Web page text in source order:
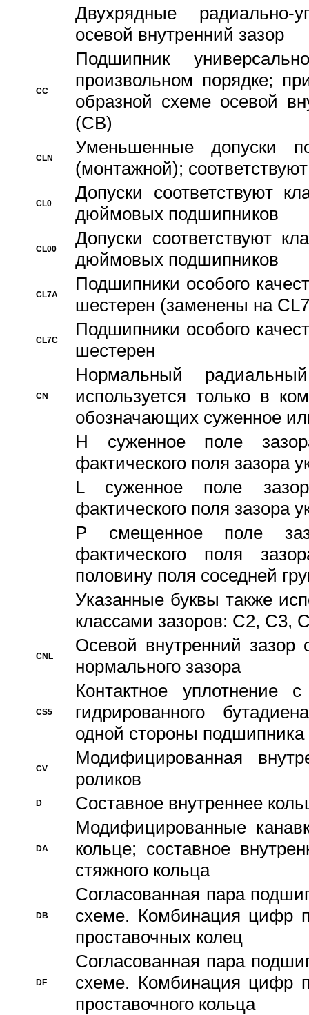
Двухрядные радиально-
осевой внутренний зазор
CC
Подшипник
произвольном порядке;
образной схеме осевой
(CB)
CLN
Уменьшенные
(монтажной);
CL0
Допуски соответствуют
дюймовых подшипников
CL00
Допуски соответствуют
дюймовых подшипников
CL7A
Подшипники особого
шестерен (заменены на
CL7C
Подшипники особого
шестерен
CN
Hормальный
используется только в
обозначающих суженное
H суженное поле
фактического поля зазора
L суженное поле
фактического поля зазора
P смещенное поле
фактического поля
половину поля соседней
Указанные буквы также
классами зазоров: С2,
CNL
Осевой внутренний зазор
нормального зазора
CS5
Контактное уплотнение
гидрированного
одной стороны подшипника
CV
Модифицированная
роликов
D Составное внутреннее
DA
Модифицированные
кольце; составное
стяжного кольца
DB
Согласованная пара
схеме. Комбинация цифр
проставочных колец
DF
Согласованная пара
схеме. Комбинация цифр
проставочного кольца